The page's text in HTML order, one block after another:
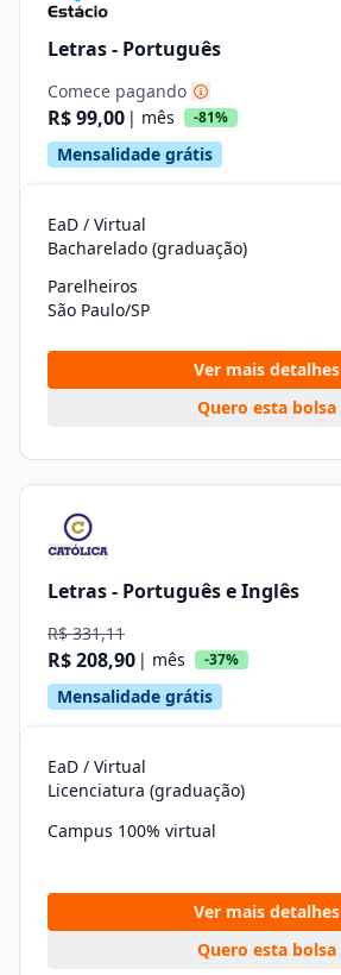
Letras - Português
Comece pagando
R$ 99,00 | mês -81%
Mensalidade grátis
EaD / Virtual
Bacharelado (graduação)
Parelheiros
São Paulo/SP
Ver mais detalhes
Quero esta bolsa
Letras - Português e Inglês
R$ 331,11
R$ 208,90 | mês -37%
Mensalidade grátis
EaD / Virtual
Licenciatura (graduação)
Campus 100% virtual
Ver mais detalhes
Quero esta bolsa